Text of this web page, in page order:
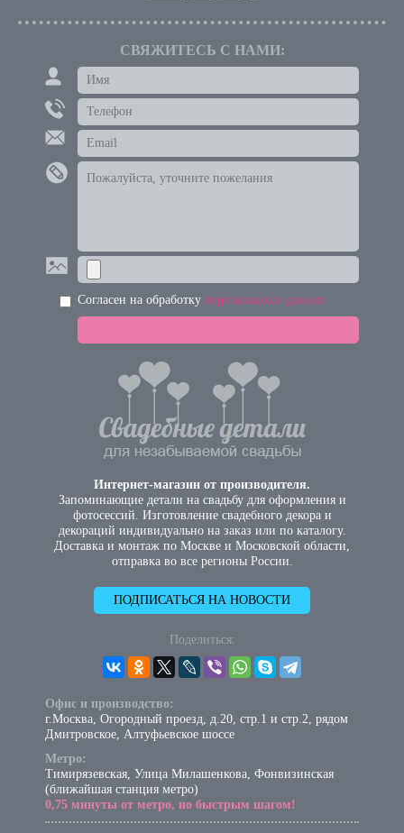
СВЯЖИТЕСЬ С НАМИ:
Согласен на обработку персональных данных
Интернет-магазин от производителя.
Запоминающие детали на свадьбу для оформления и
фотосессий. Изготовление свадебного декора и
декораций индивидуально на заказ или по каталогу.
Доставка и монтаж по Москве и Московской области,
отправка во все регионы России.
ПОДПИСАТЬСЯ НА НОВОСТИ
Поделиться:
Офис и производство:
г.Москва, Огородный проезд, д.20, стр.1 и стр.2, рядом
Дмитровское, Алтуфьевское шоссе
Метро:
Тимирязевская, Улица Милашенкова, Фонвизинская
(ближайшая станция метро)
0,75 минуты от метро, но быстрым шагом!